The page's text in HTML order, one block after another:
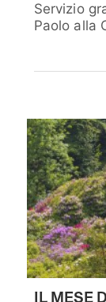
Servizio
Paolo alla
IL MESE